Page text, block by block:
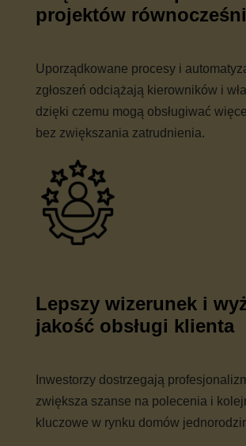
projektów
Uporządkowane procesy i
zgłoszeń odciążają kierowników i
dzięki czemu mogą obsługiwać
bez zwiększania zatrudnienia.
Lepszy wizerunek i
jakość obsługi klienta
Inwestorzy dostrzegają
zwiększa szanse na polecenia i
kluczowe w rynku domów